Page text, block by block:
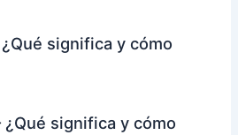
significa y cómo
significa y cómo